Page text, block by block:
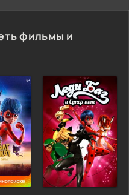
фильмы и